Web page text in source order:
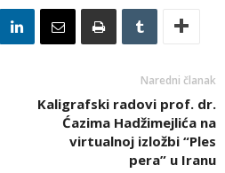
Naredni članak
Kaligrafski radovi prof. dr.
Ćazima Hadžimejlića na
virtualnoj izložbi “Ples
pera” u Iranu